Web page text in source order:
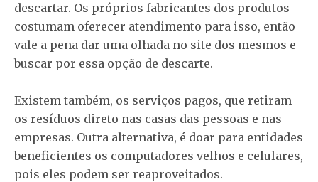
descartar. Os próprios fabricantes dos produtos
costumam oferecer atendimento para isso, então
vale a pena dar uma olhada no site dos mesmos e
buscar por essa opção de descarte.
Existem também, os serviços pagos, que retiram
os resíduos direto nas casas das pessoas e nas
empresas. Outra alternativa, é doar para entidades
beneficientes os computadores velhos e celulares,
pois eles podem ser reaproveitados.